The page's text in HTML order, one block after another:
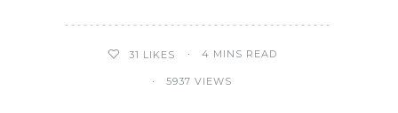
31 LIKES 4 MINS READ
5937 VIEWS